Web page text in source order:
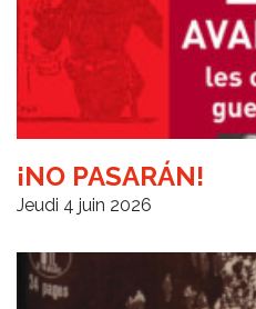
¡NO PASARÁN!
Jeudi 4 juin 2026